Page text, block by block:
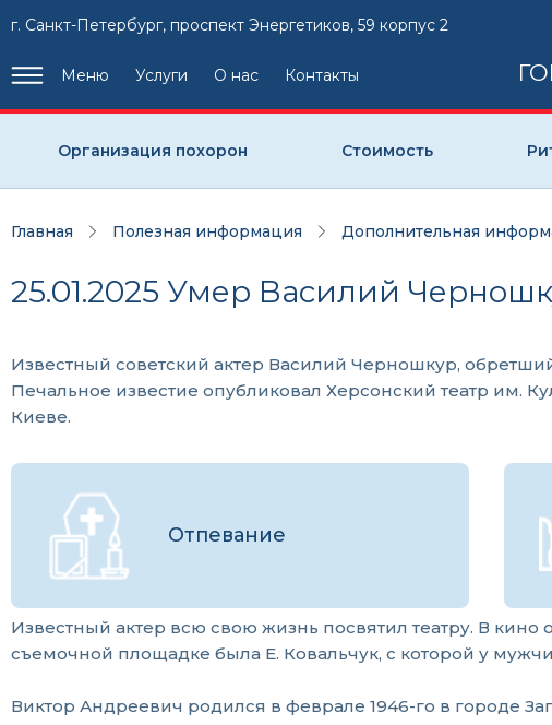
г. Санкт-Петербург, проспект Энергетиков, 59 корпус 2
Меню Услуги О нас Контакты
Организация похорон Стоимость
Главная Полезная информация Дополнительная
25.01.2025 Умер Василий
Известный советский актер Василий Черношкур,
Печальное известие опубликовал Херсонский театр им.
Киеве.
Отпевание
Известный актер всю свою жизнь посвятил театру. В
съемочной площадке была Е. Ковальчук, с которой у
Виктор Андреевич родился в феврале 1946-го в городе